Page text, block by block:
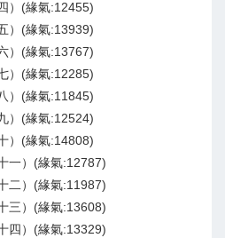
）(緣氣:12455)
）(緣氣:13939)
）(緣氣:13767)
）(緣氣:12285)
）(緣氣:11845)
）(緣氣:12524)
）(緣氣:14808)
一）(緣氣:12787)
二）(緣氣:11987)
三）(緣氣:13608)
四）(緣氣:13329)